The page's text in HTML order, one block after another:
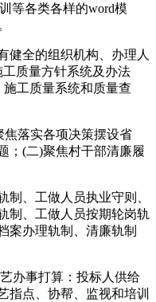
等各类各样的word模
全的组织机构、办理人
质量方针系统及办法
施工质量系统和质量查
落实各项决策摆设省
；(二)聚焦村干部清廉履
、工做人员执业守则、
制、工做人员按期轮岗轨
案办理轨制、清廉轨制
事打算：投标人供给
指点、协帮、监视和培训